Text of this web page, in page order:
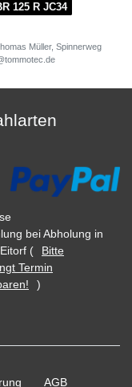
125 R JC34
Müller, Spinnerweg
bei Abholung in
(
Bitte
Termin
)
AGB